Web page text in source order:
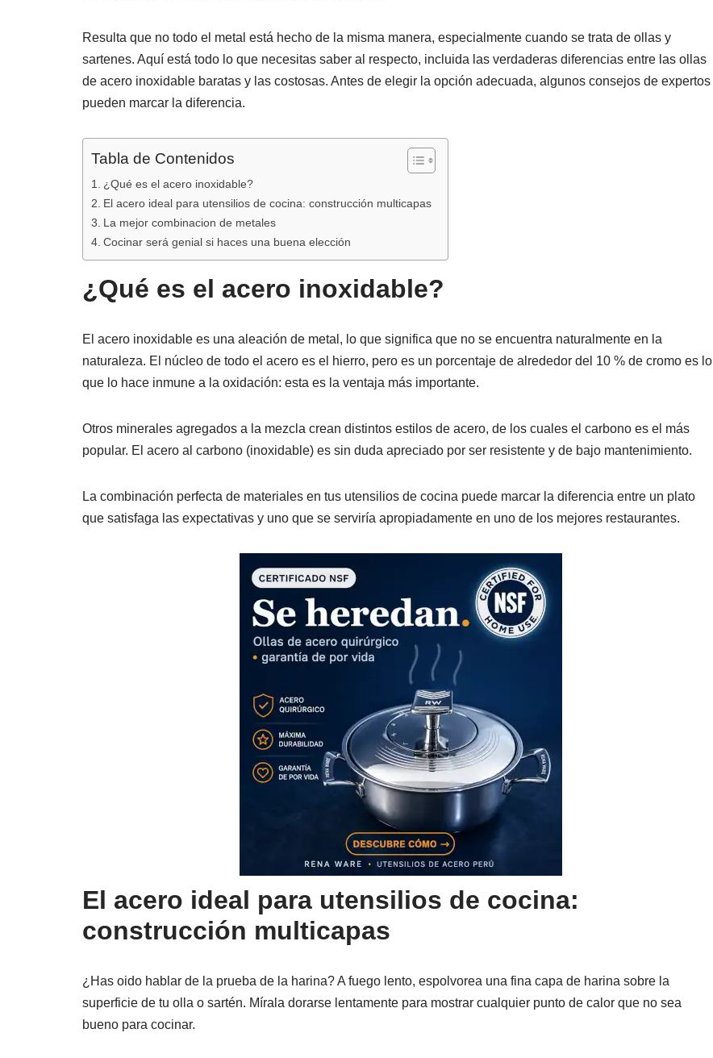
o
o
k
p
p
tir
Resulta que no todo el metal está hecho de la misma manera, especialmente cuando se trata de ollas y
sartenes. Aquí está todo lo que necesitas saber al respecto, incluida las verdaderas diferencias entre las ollas
de acero inoxidable baratas y las costosas. Antes de elegir la opción adecuada, algunos consejos de expertos
pueden marcar la diferencia.
Tabla de Contenidos
¿Qué es el acero inoxidable?
El acero ideal para utensilios de cocina: construcción multicapas
La mejor combinacion de metales
Cocinar será genial si haces una buena elección
¿Qué es el acero inoxidable?
El acero inoxidable es una aleación de metal, lo que significa que no se encuentra naturalmente en la
naturaleza. El núcleo de todo el acero es el hierro, pero es un porcentaje de alrededor del 10 % de cromo es lo
que lo hace inmune a la oxidación: esta es la ventaja más importante.
Otros minerales agregados a la mezcla crean distintos estilos de acero, de los cuales el carbono es el más
popular. El acero al carbono (inoxidable) es sin duda apreciado por ser resistente y de bajo mantenimiento.
La combinación perfecta de materiales en tus utensilios de cocina puede marcar la diferencia entre un plato
que satisfaga las expectativas y uno que se serviría apropiadamente en uno de los mejores restaurantes.
El acero ideal para utensilios de cocina:
construcción multicapas
¿Has oido hablar de la prueba de la harina? A fuego lento, espolvorea una fina capa de harina sobre la
superficie de tu olla o sartén. Mírala dorarse lentamente para mostrar cualquier punto de calor que no sea
bueno para cocinar.